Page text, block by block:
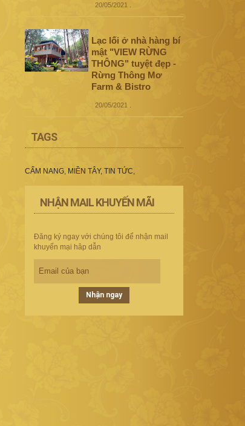
20/05/2021
Lạc lối ở nhà hàng bí
mật "VIEW RỪNG
THÔNG" tuyệt đẹp -
Rừng Thông Mơ
Farm & Bistro
20/05/2021
TAGS
CẨM NANG, MIỀN TÂY, TIN TỨC
NHẬN MAIL KHUYẾN MÃI
Đăng ký ngay với chúng tôi để nhận mail
khuyến mại hâp dẫn
Nhận ngay